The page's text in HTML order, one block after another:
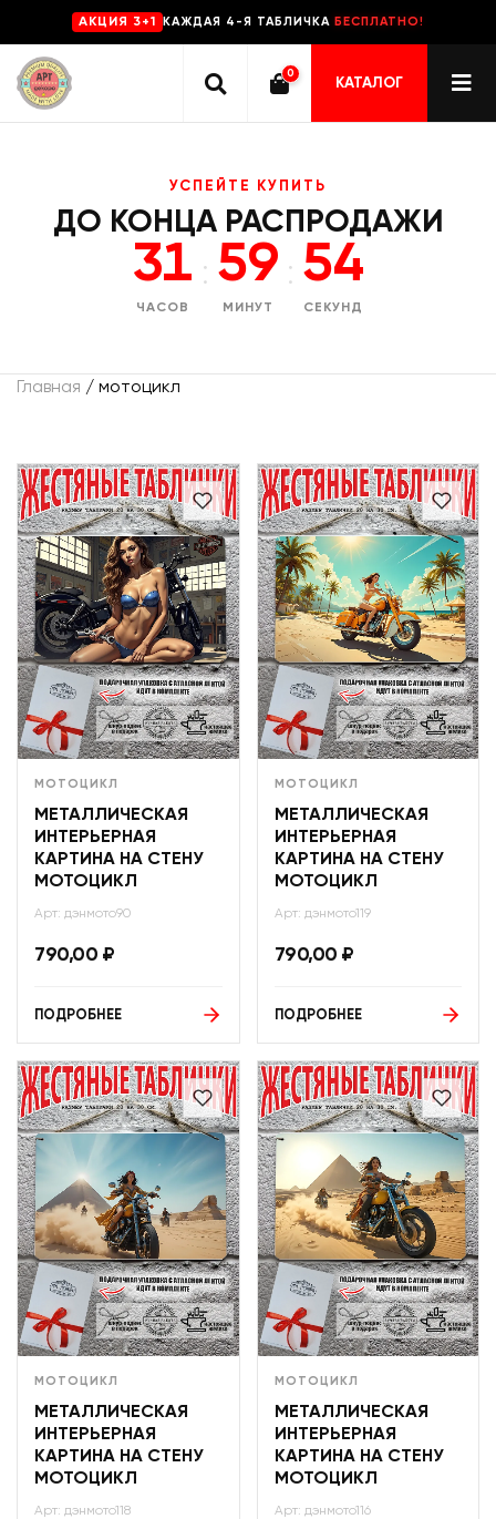
AKЦИЯ 3+1 КАЖДАЯ 4-Я ТАБЛИЧКА БЕСПЛАТНО!
0
КАТАЛОГ
УСПЕЙТЕ КУПИТЬ
ДО КОНЦА РАСПРОДАЖИ
31
ЧАСОВ
: 59
МИНУТ
: 53
СЕКУНД
Главная / мотоцикл
МОТОЦИКЛ
МЕТАЛЛИЧЕСКАЯ
ИНТЕРЬЕРНАЯ
КАРТИНА НА СТЕНУ
МОТОЦИКЛ
Арт: дэнмото90
790,00 ₽
ПОДРОБНЕЕ
МОТОЦИКЛ
МЕТАЛЛИЧЕСКАЯ
ИНТЕРЬЕРНАЯ
КАРТИНА НА СТЕНУ
МОТОЦИКЛ
Арт: дэнмото119
790,00 ₽
ПОДРОБНЕЕ
МОТОЦИКЛ
МЕТАЛЛИЧЕСКАЯ
ИНТЕРЬЕРНАЯ
КАРТИНА НА СТЕНУ
МОТОЦИКЛ
Арт: дэнмото118
МОТОЦИКЛ
МЕТАЛЛИЧЕСКАЯ
ИНТЕРЬЕРНАЯ
КАРТИНА НА СТЕНУ
МОТОЦИКЛ
Арт: дэнмото116